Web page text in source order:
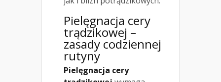
Pielęgnacja cery
trądzikowej –
zasady codziennej
rutyny
Pielęgnacja cery